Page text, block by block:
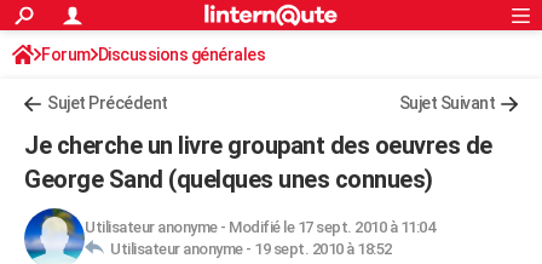
ACTUALITÉS
Politique
Société
Faits Divers
Education
Monde
Villes
+
Programme TV
TNTStreaming
Cinéma
Sorties cinéma
Musique
+FINANCE
Retraite
Impôts
Epargne
Immobilier
Risques naturels par ville
Banque
Assurance
Crédit
AUTO
S'inscrire
Connexion
Forum Discussions générales
Sujet Précédent Sujet Suivant
Je cherche un livre groupant des oeuvres de
George Sand (quelques unes connues)
Utilisateur anonyme- Modifié le 17 sept. 2010 à 11:04
Utilisateur anonyme - 19 sept. 2010 à 18:52